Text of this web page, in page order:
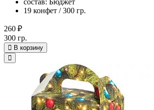
19 конфет / 300 гр.
260 ₽
300 гр.
В корзину